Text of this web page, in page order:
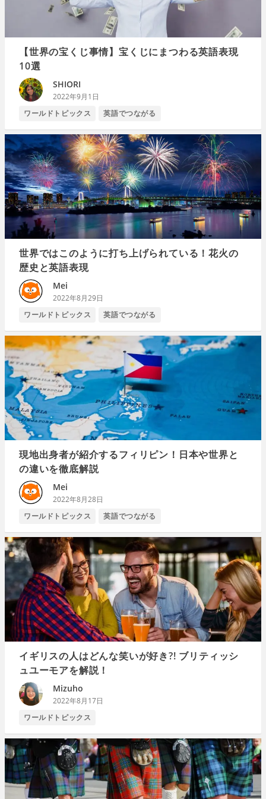
【世界の宝くじ事情】宝くじにまつわる英語表現
10選
SHIORI
2022年9月1日
ワールドトピックス
英語でつながる
世界ではこのように打ち上げられている！花火の
歴史と英語表現
Mei
2022年8月29日
ワールドトピックス
英語でつながる
現地出身者が紹介するフィリピン！日本や世界と
の違いを徹底解説
Mei
2022年8月28日
ワールドトピックス
英語でつながる
イギリスの人はどんな笑いが好き?! ブリティッシ
ュユーモアを解説！
Mizuho
2022年8月17日
ワールドトピックス